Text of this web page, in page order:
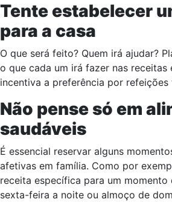
Tente estabelecer
para a casa
O que será feito? Quem irá ajudar?
o que cada um irá fazer nas receitas
incentiva a preferência por refeições
Não pense só em
saudáveis
É essencial reservar alguns
afetivas em família. Como por
receita específica para um momento
sexta-feira a noite ou almoço de